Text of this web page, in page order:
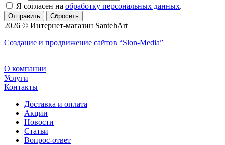
Я согласен на обработку персональных данных.
Сбросить
2026 © Интернет-магазин SantehArt
Создание и продвижение сайтов “Slon-Media”
О компании
Услуги
Контакты
Доставка и оплата
Акции
Новости
Статьи
Вопрос-ответ